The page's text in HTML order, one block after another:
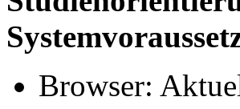
Browser: